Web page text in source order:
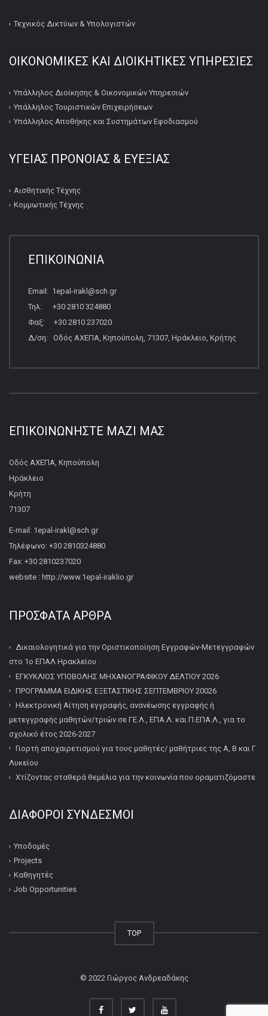
Τεχνικός Δικτύων & Υπολογιστών
ΟΙΚΟΝΟΜΙΚΕΣ ΚΑΙ ΔΙΟΙΚΗΤΙΚΕΣ ΥΠΗΡΕΣΙΕΣ
Υπάλληλος Διοίκησης & Οικονομικών Υπηρεσιών
Υπάλληλος Τουριστικών Επιχειρήσεων
Υπάλληλος Αποθήκης και Συστημάτων Εφοδιασμού
ΥΓΕΙΑΣ ΠΡΟΝΟΙΑΣ & ΕΥΕΞΙΑΣ
Αισθητικής Τέχνης
Κομμωτικής Τέχνης
ΕΠΙΚΟΙΝΩΝΙΑ
Email: 1epal-irakl@sch.gr
Τηλ: +30 2810 324880
Φαξ: +30 2810 237020
Δ/ση: Οδός ΑΧΕΠΑ, Κηπούπολη, 71307, Ηράκλειο, Κρήτης
ΕΠΙΚΟΙΝΩΝΉΣΤΕ ΜΑΖΊ ΜΑΣ
Οδός ΑΧΕΠΑ, Κηπούπολη
Ηράκλειο
Κρήτη
71307
E-mail: 1epal-irakl@sch.gr
Τηλέφωνο: +30 2810324880
Fax: +30 2810237020
website : http://www.1epal-iraklio.gr
ΠΡΌΣΦΑΤΑ ΆΡΘΡΑ
Δικαιολογητικά για την Οριστικοποίηση Εγγραφών-Μετεγγραφών
στο 1ο ΕΠΑΛ Ηρακλείου .
ΕΓΚΥΚΛΙΟΣ ΥΠΟΒΟΛΗΣ ΜΗΧΑΝΟΓΡΑΦΙΚΟΥ ΔΕΛΤΙΟΥ 2026
ΠΡΟΓΡΑΜΜΑ ΕΙΔΙΚΗΣ ΕΞΕΤΑΣΤΙΚΗΣ ΣΕΠΤΕΜΒΡΙΟΥ 20026
Ηλεκτρονική Αίτηση εγγραφής, ανανέωσης εγγραφής ή
μετεγγραφής μαθητών/τριών σε ΓΕ.Λ., ΕΠΑ.Λ. και Π.ΕΠΑ.Λ., για το
σχολικό έτος 2026-2027
Γιορτή αποχαιρετισμού για τους μαθητές/ μαθήτριες της Α, Β και Γ
Λυκείου
Χτίζοντας σταθερά θεμέλια για την κοινωνία που οραματιζόμαστε
ΔΙΆΦΟΡΟΙ ΣΎΝΔΕΣΜΟΙ
Υποδομές
Projects
Καθηγητές
Job Opportunities
TOP
© 2022 Γιώργος Ανδρεαδάκης